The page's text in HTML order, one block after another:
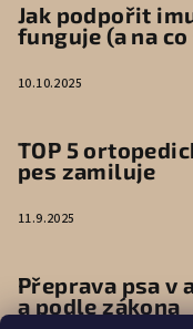
Jak podpořit
funguje (a na
10.10.2025
TOP 5
pes zamiluje
11.9.2025
Přeprava psa v
a podle zákona